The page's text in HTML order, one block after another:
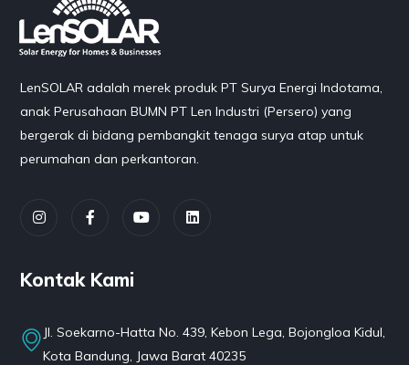
LenSOLAR adalah merek produk PT Surya Energi Indotama,
anak Perusahaan BUMN PT Len Industri (Persero) yang
bergerak di bidang pembangkit tenaga surya atap untuk
perumahan dan perkantoran.
Kontak Kami
Jl. Soekarno-Hatta No. 439, Kebon Lega, Bojongloa Kidul,
Kota Bandung, Jawa Barat 40235